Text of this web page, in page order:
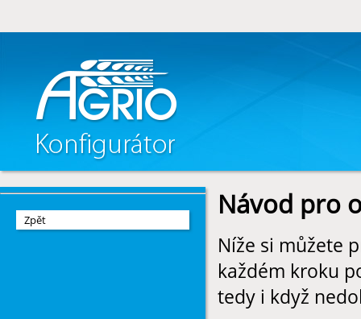
Zpět Návod pro
Níže si můžete
každém kroku
tedy i když